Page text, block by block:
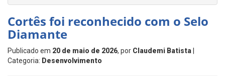
Cortês foi reconhecido com o Selo
Diamante
Publicado em 20 de maio de 2026, por Claudemi Batista
Categoria: Desenvolvimento